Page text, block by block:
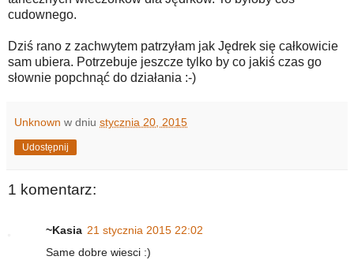
cudownego.
Dziś rano z zachwytem patrzyłam jak Jędrek się całkowicie
sam ubiera. Potrzebuje jeszcze tylko by co jakiś czas go
słownie popchnąć do działania :-)
Unknown w dniu stycznia 20, 2015
Udostępnij
1 komentarz:
~Kasia 21 stycznia 2015 22:02
Same dobre wiesci :)